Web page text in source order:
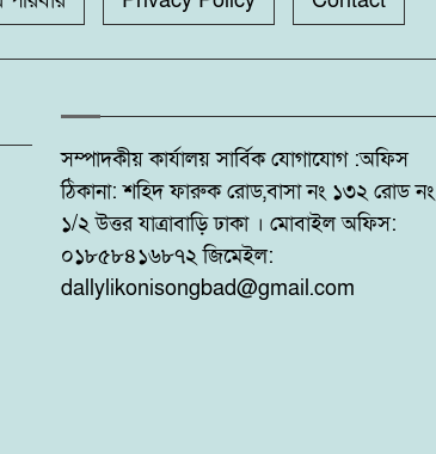
সম্পাদকীয় কার্যালয় সার্বিক যোগাযোগ :অফিস
ঠিকানা: শহিদ ফারুক রোড,বাসা নং ১৩২ রোড নং
১/২ উত্তর যাত্রাবাড়ি ঢাকা । মোবাইল অফিস:
০১৮৫৮৪১৬৮৭২ জিমেইল:
dallylikonisongbad@gmail.com